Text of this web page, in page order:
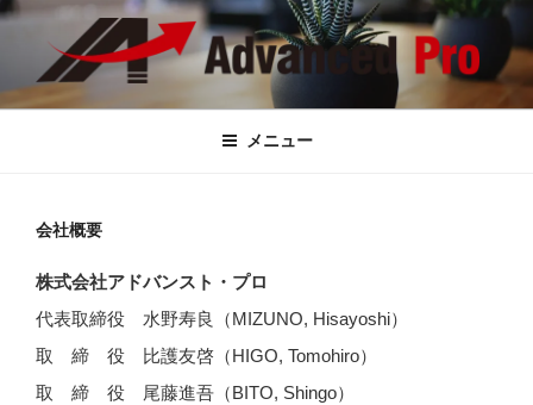
コ
ン
ADVANCED PRO
Welcome to our company's website
メニュー
会社概要
株式会社アドバンスト・プロ
代表取締役 水野寿良（MIZUNO, Hisayoshi）
取 締 役 比護友啓（HIGO, Tomohiro）
取 締 役 尾藤進吾（BITO, Shingo）